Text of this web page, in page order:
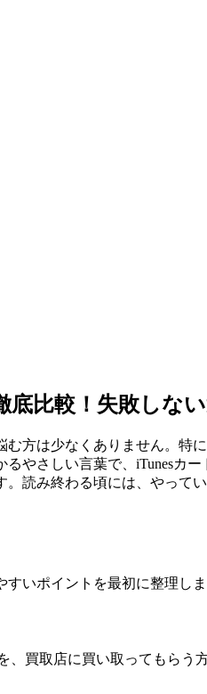
比較！失敗しな
方は少なくありません。特
やさしい言葉で、iTunesカ
読み終わる頃には、やって
いポイントを最初に整理しま
、買取店に買い取ってもら